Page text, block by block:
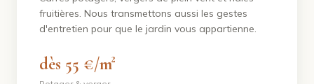
fruitières. Nous transmettons aussi les gestes
d'entretien pour que le jardin vous appartienne.
dès 55 €/m²